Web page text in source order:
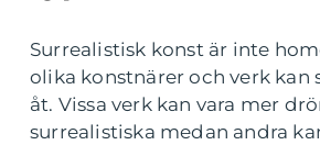
Surrealistisk konst är inte
olika konstnärer och verk kan
åt. Vissa verk kan vara mer
surrealistiska medan andra